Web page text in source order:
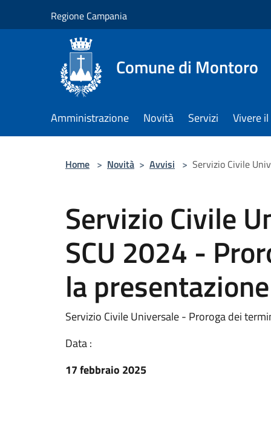
Regione Campania
Comune di Montoro
Amministrazione Novità Servizi Vivere
Home > Novità > Avvisi > Servizio Civile
Servizio Civile
SCU 2024 -
la
Servizio Civile Universale - Proroga dei
Data :
17 febbraio 2025